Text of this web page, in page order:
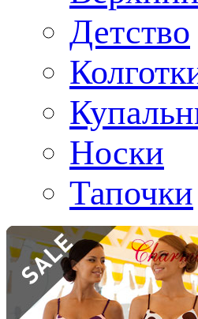
Детство
Носки
Тапочки